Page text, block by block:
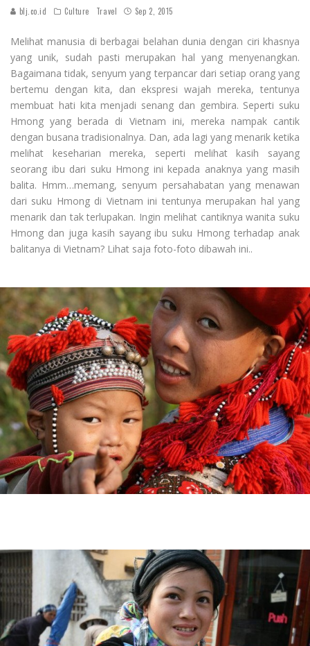
blj.co.id Culture Travel Sep 2, 2015
Melihat manusia di berbagai belahan dunia dengan ciri khasnya
yang unik, sudah pasti merupakan hal yang menyenangkan.
Bagaimana tidak, senyum yang terpancar dari setiap orang yang
bertemu dengan kita, dan ekspresi wajah mereka, tentunya
membuat hati kita menjadi senang dan gembira. Seperti suku
Hmong yang berada di Vietnam ini, mereka nampak cantik
dengan busana tradisionalnya. Dan, ada lagi yang menarik ketika
melihat keseharian mereka, seperti melihat kasih sayang
seorang ibu dari suku Hmong ini kepada anaknya yang masih
balita. Hmm…memang, senyum persahabatan yang menawan
dari suku Hmong di Vietnam ini tentunya merupakan hal yang
menarik dan tak terlupakan. Ingin melihat cantiknya wanita suku
Hmong dan juga kasih sayang ibu suku Hmong terhadap anak
balitanya di Vietnam? Lihat saja foto-foto dibawah ini..